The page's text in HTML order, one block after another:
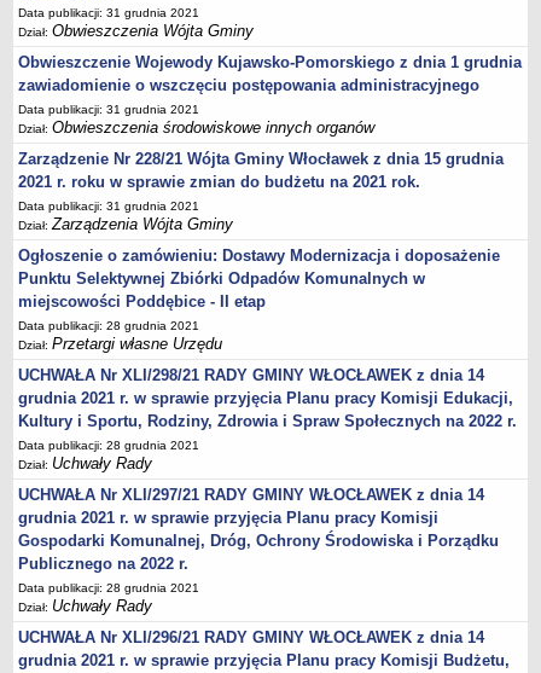
Archiwum 2008-2010
Zamówienia publiczne do kwoty 30 tyś. euro
Plan postępowań o udzielenie zamówień w 2022 r.
Plan postępowań o udzielenie zamówień w 2021 r.
Plan postępowań o udzielenie zamówień w 2020 r.
Plan postępowań o udzielenie zamówień w 2019 r.
Plan postępowań o udzielenie zamówień w 2018 r.
Plan postępowań o udzielenie zamówień w 2017 r.
OCHRONA ŚRODOWISKA
Karty Informacyjne
Obwieszczenia środowiskowe
Obwieszczenia środowiskowe innych organów
Ogłoszenia środowiskowe
Postanowienia środowiskowe
Postanowienia środowiskowe innych organów
Archiwum 2008-2010
Rejestr działalności regulowanej
Miejscowy Plan Zagospodarowania Przestrzennego
Program Ochrony Środowiska
Plan Gospodarki Odpadami
Analiza Gospodarki Odpadami
PORADNIK INTERESANTA
Data publikacji: 31 grudnia 2021
Dział:Obwieszczenia Wójta Gminy
Obwieszczenie Wojewody Kujawsko-Pomorskiego z dnia 1 grudnia
zawiadomienie o wszczęciu postępowania administracyjnego
Data publikacji: 31 grudnia 2021
Dział:Obwieszczenia środowiskowe innych organów
Zarządzenie Nr 228/21 Wójta Gminy Włocławek z dnia 15 grudnia
2021 r. roku w sprawie zmian do budżetu na 2021 rok.
Data publikacji: 31 grudnia 2021
Dział:Zarządzenia Wójta Gminy
Ogłoszenie o zamówieniu: Dostawy Modernizacja i doposażenie
Punktu Selektywnej Zbiórki Odpadów Komunalnych w
miejscowości Poddębice - II etap
Data publikacji: 28 grudnia 2021
Dział:Przetargi własne Urzędu
UCHWAŁA Nr XLI/298/21 RADY GMINY WŁOCŁAWEK z dnia 14
grudnia 2021 r. w sprawie przyjęcia Planu pracy Komisji Edukacji,
Kultury i Sportu, Rodziny, Zdrowia i Spraw Społecznych na 2022 r.
Data publikacji: 28 grudnia 2021
Dział: Uchwały Rady
UCHWAŁA Nr XLI/297/21 RADY GMINY WŁOCŁAWEK z dnia 14
grudnia 2021 r. w sprawie przyjęcia Planu pracy Komisji
Gospodarki Komunalnej, Dróg, Ochrony Środowiska i Porządku
Publicznego na 2022 r.
Data publikacji: 28 grudnia 2021
Dział: Uchwały Rady
UCHWAŁA Nr XLI/296/21 RADY GMINY WŁOCŁAWEK z dnia 14
grudnia 2021 r. w sprawie przyjęcia Planu pracy Komisji Budżetu,